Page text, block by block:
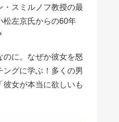
・スミルノフ教授の最
松左京氏からの60年
のに。なぜか彼女を怒
ングに学ぶ！多くの男
女が本当に欲しいも